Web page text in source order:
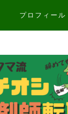
プロフィール